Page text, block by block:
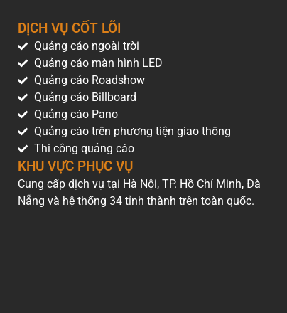
DỊCH VỤ CỐT LÕI
Quảng cáo ngoài trời
Quảng cáo màn hình LED
Quảng cáo Roadshow
Quảng cáo Billboard
Quảng cáo Pano
Quảng cáo trên phương tiện giao thông
Thi công quảng cáo
KHU VỰC PHỤC VỤ
Cung cấp dịch vụ tại Hà Nội, TP. Hồ Chí Minh, Đà
Nẵng và hệ thống 34 tỉnh thành trên toàn quốc.